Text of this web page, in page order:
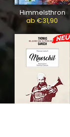
Himmelsthron
ab €31,90